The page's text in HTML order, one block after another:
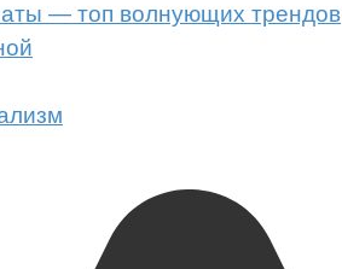
— топ волнующих трендов